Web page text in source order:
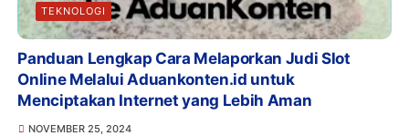
TEKNOLOGI
Panduan Lengkap Cara Melaporkan Judi Slot
Online Melalui Aduankonten.id untuk
Menciptakan Internet yang Lebih Aman
NOVEMBER 25, 2024